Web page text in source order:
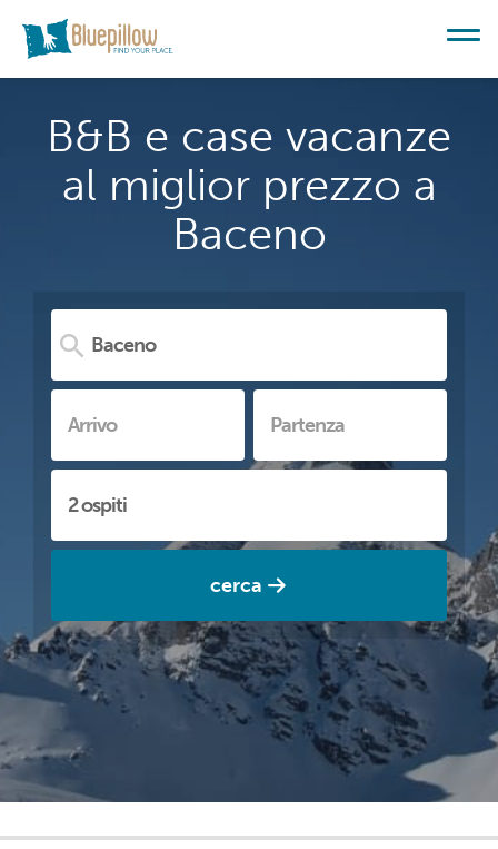
B&B e case vacanze
al miglior prezzo a
Baceno
cerca